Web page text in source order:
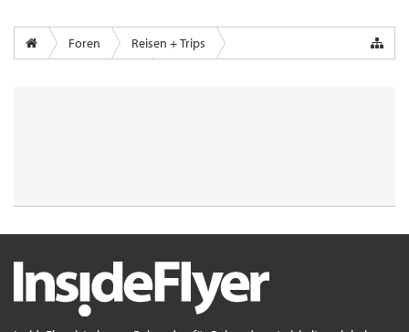
Foren
Reisen + Trips